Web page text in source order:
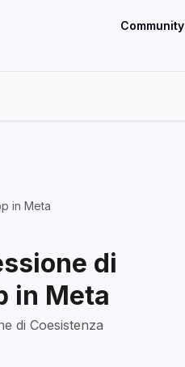
Community
in Meta
di
in Meta
di Coesistenza